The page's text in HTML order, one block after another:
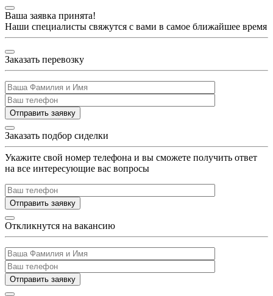
Ваша заявка принята!
Наши специалисты свяжутся с вами в самое ближайшее время
Заказать перевозку
Отправить заявку
Заказать подбор сиделки
Укажите свой номер телефона и вы сможете получить ответ
на все интересующие вас вопросы
Отправить заявку
Откликнутся на вакансию
Отправить заявку